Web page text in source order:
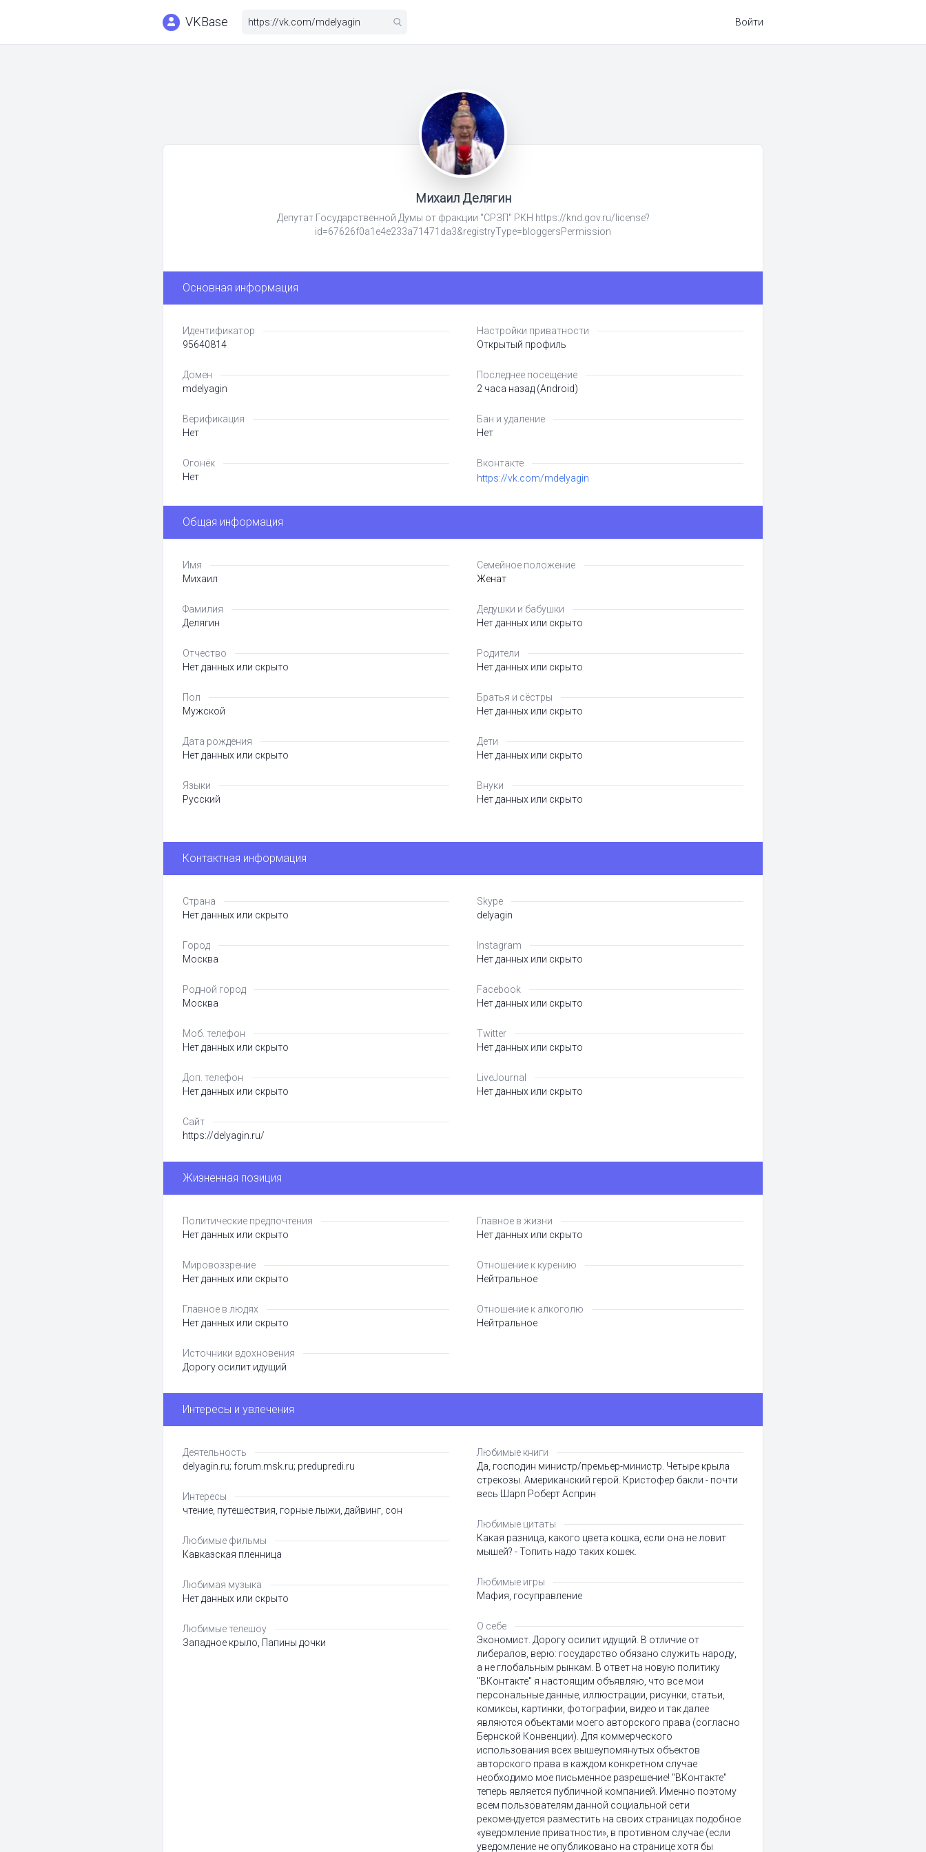
VKBase Войти
Михаил Делягин
Депутат Государственной Думы от фракции "СРЗП" РКН https://knd.gov.ru/license?
id=67626f0a1e4e233a71471da3&registryType=bloggersPermission
Основная информация
Идентификатор
95640814
Домен
mdelyagin
Верификация
Нет
Огонёк
Нет
Настройки приватности
Открытый профиль
Последнее посещение
2 часа назад (Android)
Бан и удаление
Нет
Вконтакте
https://vk.com/mdelyagin
Общая информация
Имя
Михаил
Фамилия
Делягин
Отчество
Нет данных или скрыто
Пол
Мужской
Дата рождения
Нет данных или скрыто
Языки
Русский
Семейное положение
Женат
Дедушки и бабушки
Нет данных или скрыто
Родители
Нет данных или скрыто
Братья и сёстры
Нет данных или скрыто
Дети
Нет данных или скрыто
Внуки
Нет данных или скрыто
Контактная информация
Страна
Нет данных или скрыто
Город
Москва
Родной город
Москва
Моб. телефон
Нет данных или скрыто
Доп. телефон
Нет данных или скрыто
Сайт
https://delyagin.ru/
Skype
delyagin
Instagram
Нет данных или скрыто
Facebook
Нет данных или скрыто
Twitter
Нет данных или скрыто
LiveJournal
Нет данных или скрыто
Жизненная позиция
Политические предпочтения
Нет данных или скрыто
Мировоззрение
Нет данных или скрыто
Главное в людях
Нет данных или скрыто
Источники вдохновения
Дорогу осилит идущий
Главное в жизни
Нет данных или скрыто
Отношение к курению
Нейтральное
Отношение к алкоголю
Нейтральное
Интересы и увлечения
Деятельность
delyagin.ru; forum.msk.ru; predupredi.ru
Интересы
чтение, путешествия, горные лыжи, дайвинг, сон
Любимые фильмы
Кавказская пленница
Любимая музыка
Нет данных или скрыто
Любимые телешоу
Западное крыло, Папины дочки
Любимые книги
Да, господин министр/премьер-министр. Четыре крыла
стрекозы. Американский герой. Кристофер бакли - почти
весь Шарп Роберт Асприн
Любимые цитаты
Какая разница, какого цвета кошка, если она не ловит
мышей? - Топить надо таких кошек.
Любимые игры
Мафия, госуправление
О себе
Экономист. Дорогу осилит идущий. В отличие от
либералов, верю: государство обязано служить народу,
а не глобальным рынкам. В ответ на новую политику
"ВКонтакте" я настоящим объявляю, что все мои
персональные данные, иллюстрации, рисунки, статьи,
комиксы, картинки, фотографии, видео и так далее
являются объектами моего авторского права (согласно
Бернской Конвенции). Для коммерческого
использования всех вышеупомянутых объектов
авторского права в каждом конкретном случае
необходимо мое письменное разрешение! "ВКонтакте"
теперь является публичной компанией. Именно поэтому
всем пользователям данной социальной сети
рекомендуется разместить на своих страницах подобное
«уведомление приватности», в противном случае (если
уведомление не опубликовано на странице хотя бы